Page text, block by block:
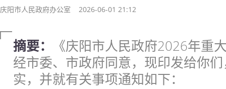
庆阳市人民政府办公室 2026-06-01 21:12
摘要：
《庆阳市人民政府2026年重
经市委、市政府同意，现印发给你
实，并就有关事项通知如下：